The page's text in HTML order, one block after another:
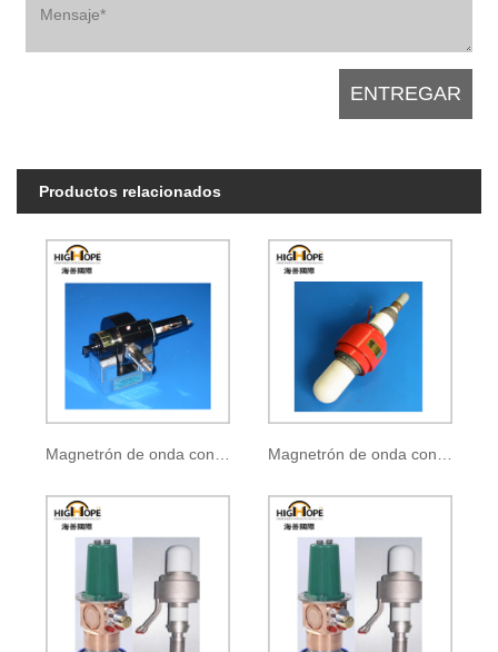
Productos relacionados
Magnetrón de onda continua CK-140B Magnetrón de onda continua CK-611